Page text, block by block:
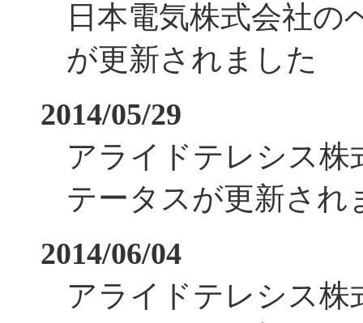
日本電気株式会社の
が更新されました
2014/05/29
アライドテレシス株
テータスが更新され
2014/06/04
アライドテレシス株